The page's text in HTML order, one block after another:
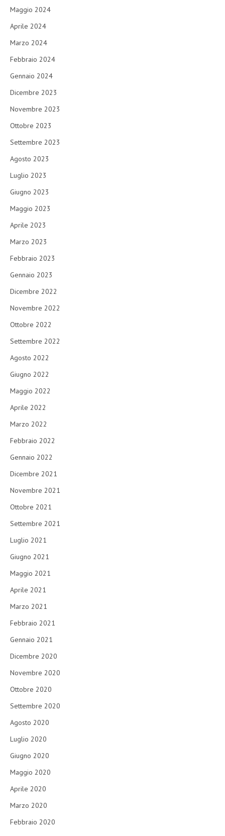
Maggio 2024
Aprile 2024
Marzo 2024
Febbraio 2024
Gennaio 2024
Dicembre 2023
Novembre 2023
Ottobre 2023
Settembre 2023
Agosto 2023
Luglio 2023
Giugno 2023
Maggio 2023
Aprile 2023
Marzo 2023
Febbraio 2023
Gennaio 2023
Dicembre 2022
Novembre 2022
Ottobre 2022
Settembre 2022
Agosto 2022
Giugno 2022
Maggio 2022
Aprile 2022
Marzo 2022
Febbraio 2022
Gennaio 2022
Dicembre 2021
Novembre 2021
Ottobre 2021
Settembre 2021
Luglio 2021
Giugno 2021
Maggio 2021
Aprile 2021
Marzo 2021
Febbraio 2021
Gennaio 2021
Dicembre 2020
Novembre 2020
Ottobre 2020
Settembre 2020
Agosto 2020
Luglio 2020
Giugno 2020
Maggio 2020
Aprile 2020
Marzo 2020
Febbraio 2020